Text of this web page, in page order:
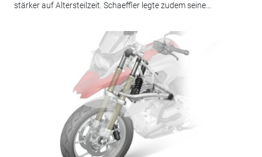
stärker auf Altersteilzeit. Schaeffler legte zudem seine...